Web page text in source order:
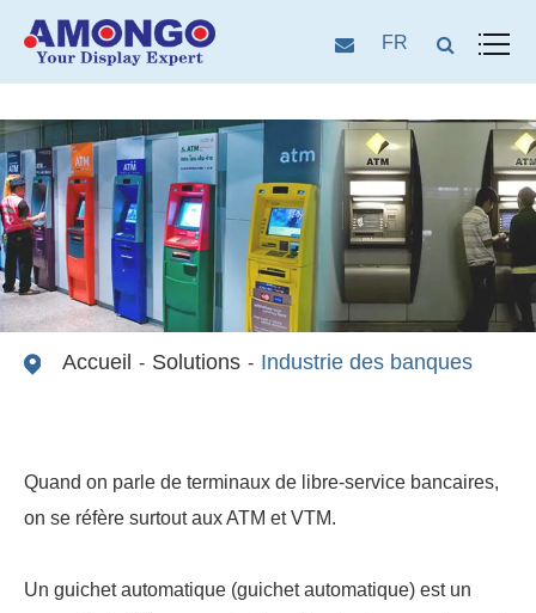
FR
Accueil Solutions Industrie des banques
Quand on parle de terminaux de libre-service bancaires,
on se réfère surtout aux ATM et VTM.
Un guichet automatique (guichet automatique) est un